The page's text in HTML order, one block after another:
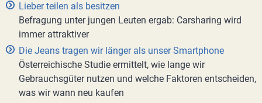
Lieber teilen als besitzen
Befragung unter jungen Leuten ergab: Carsharing wird
immer attraktiver
Die Jeans tragen wir länger als unser Smartphone
Österreichische Studie ermittelt, wie lange wir
Gebrauchsgüter nutzen und welche Faktoren entscheiden,
was wir wann neu kaufen